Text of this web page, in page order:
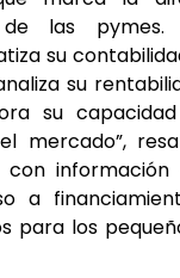
de las pymes.
su
su
su
mercado”,
con
a
para los